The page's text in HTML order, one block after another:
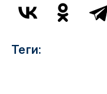
Теги: